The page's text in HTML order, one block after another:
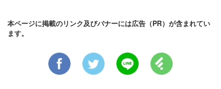
本ページに掲載のリンク及びバナーには広告（PR）が含まれてい
ます。